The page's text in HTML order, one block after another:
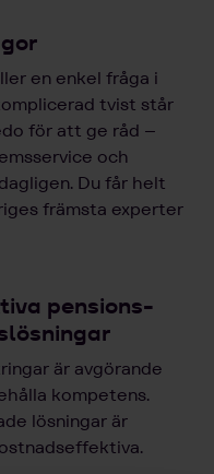
en enkel fråga i
tvist står
för att ge råd –
och
Du får helt
främsta experter
pensions-
är avgörande
kompetens.
lösningar är